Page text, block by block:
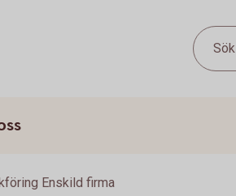
Sök
Enskild firma